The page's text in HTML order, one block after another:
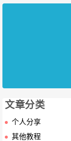
文章分类
个人分享
其他教程